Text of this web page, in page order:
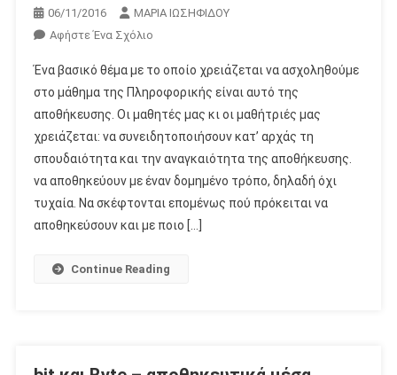
06/11/2016
ΜΑΡΙΑ ΙΩΣΗΦΙΔΟΥ
Αφήστε Ένα ΣχόλιοΓια
Το
Τραγούδι
Της
Αποθήκευσης
Ένα βασικό θέμα με το οποίο χρειάζεται να ασχοληθούμε
στο μάθημα της Πληροφορικής είναι αυτό της
αποθήκευσης. Οι μαθητές μας κι οι μαθήτριές μας
χρειάζεται: να συνειδητοποιήσουν κατ’ αρχάς τη
σπουδαιότητα και την αναγκαιότητα της αποθήκευσης.
να αποθηκεύουν με έναν δομημένο τρόπο, δηλαδή όχι
τυχαία. Να σκέφτονται επομένως πού πρόκειται να
αποθηκεύσουν και με ποιο […]
Continue Reading